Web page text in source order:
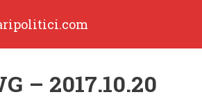
– 2017.10.20